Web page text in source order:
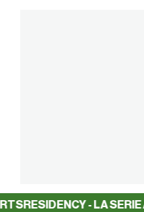
- LA SERIE A